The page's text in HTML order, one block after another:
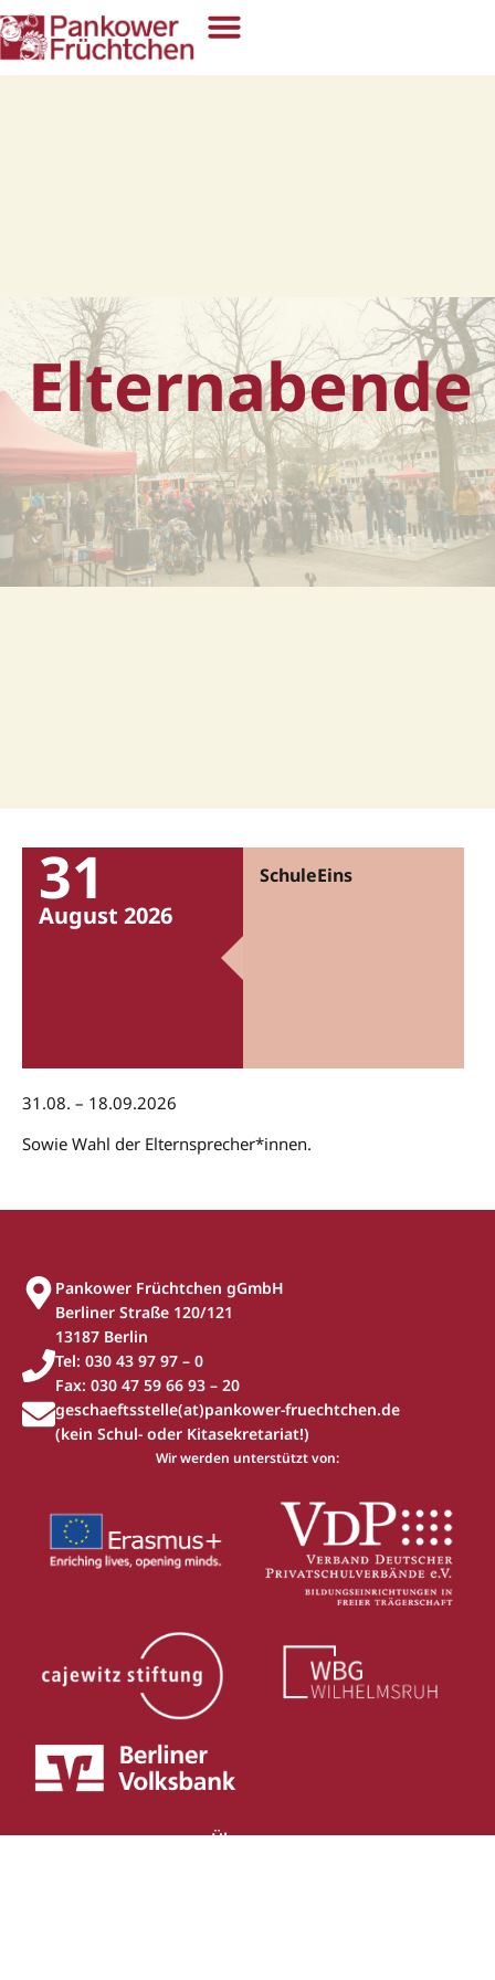
Elternabende
31.08. – 18.09.2026
Sowie Wahl der Elternsprecher*innen.
31
August 2026
SchuleEins
Pankower Früchtchen gGmbH
Berliner Straße 120/121
13187 Berlin
Tel: 030 43 97 97 – 0
Fax: 030 47 59 66 93 – 20
geschaeftsstelle(at)pankower-fruechtchen.de
(kein Schul- oder Kitasekretariat!)
Wir werden unterstützt von:
Über uns